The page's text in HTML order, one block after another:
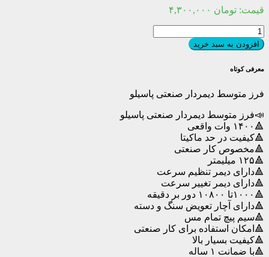
قیمت: تومان
فرز
متوسط
دیمردار
صنعتی
پاسیلو
افزودن به سبد خرید
معرفی کوتاه
فرز متوسط دیمردار صنعتی پاسیلو
📣فرز متوسط دیمردار صنعتی پاسیلو
🔺۱۴۰۰ وات واقعی
🔺کیفیت در حد ماکیتا
🔺مخصوص کار صنعتی
🔺۱۲۵ میلیمتر
🔺دارای دیمر تنظیم سرعت
🔺دارای دیمر تغيير سرعت
🔺۱۰۰۰تا ۱۰۸۰۰ دور بر دقیقه
🔺دارای آچار تعویض سنگ و دسته
🔺سیم پیچ تمام مس
🔺امکان استفاده برای کار صنعتی
🔺کیفیت بسیار بالا
🔺با ضمانت ۱ ساله